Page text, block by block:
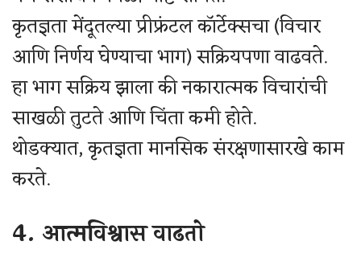
कृतज्ञता मेंदूतल्या प्रीफ्रंटल कॉर्टेक्सचा (विचार
आणि निर्णय घेण्याचा भाग) सक्रियपणा वाढवते.
हा भाग सक्रिय झाला की नकारात्मक विचारांची
साखळी तुटते आणि चिंता कमी होते.
थोडक्यात, कृतज्ञता मानसिक संरक्षणासारखे काम
करते.
4. आत्मविश्वास वाढतो